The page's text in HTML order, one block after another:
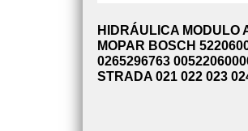
HIDRÁULICA MODULO
MOPAR BOSCH
0265296763
STRADA 021 022 023